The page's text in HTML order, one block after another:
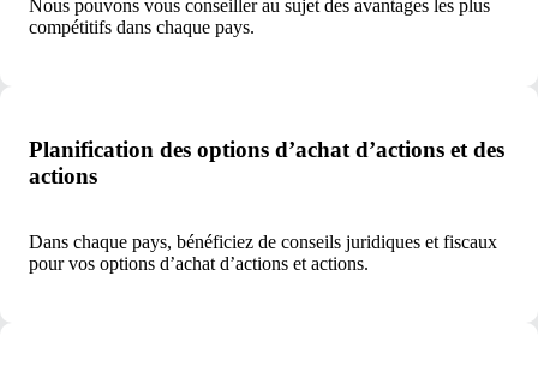
Nous pouvons vous conseiller au sujet des avantages les plus
compétitifs dans chaque pays.
Planification des options d’achat d’actions et des
actions
Dans chaque pays, bénéficiez de conseils juridiques et fiscaux
pour vos options d’achat d’actions et actions.